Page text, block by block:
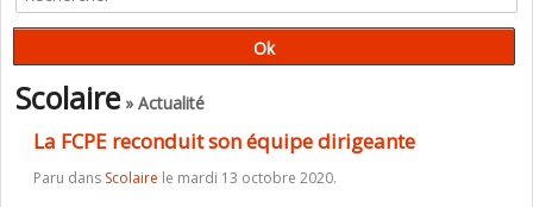
Scolaire» Actualité
La FCPE reconduit son équipe dirigeante
Paru dans Scolaire le mardi 13 octobre 2020.